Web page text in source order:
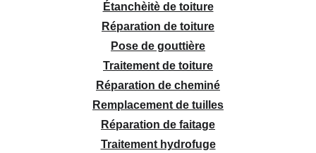
Étanchèitè de toiture
Réparation de toiture
Pose de gouttière
Traitement de toiture
Réparation de cheminé
Remplacement de tuilles
Réparation de faitage
Traitement hydrofuge